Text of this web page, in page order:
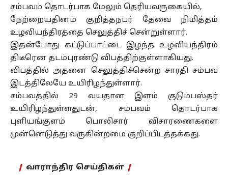
சம்பவம் தொடர்பாக மேலும் தெரியவருகையில்,
நேற்றையதினம் குறித்தநபர் தேவை நிமித்தம்
உழவியந்திரத்தை செலுத்திச் சென்றுள்ளார்.
இதன்போது கட்டுப்பாட்டை இழந்த உழவியந்திரம்
திடீரென தடம்புரண்டு விபத்திற்குள்ளாகியது.
விபத்தில் அதனை செலுத்திச்சென்ற சாரதி சம்பவ
இடத்திலேயே உயிரிழந்துள்ளார்.
சம்பவத்தில் 29 வயதான இளம் குடும்பஸ்தர்
உயிரிழந்துள்ளதுடன், சம்பவம் தொடர்பாக
புளியங்குளம் பொலிசார் விசாரணைகளை
முன்னெடுத்து வருகின்றமை குறிப்பிடத்தக்கது.
வாராந்திர செய்திகள்